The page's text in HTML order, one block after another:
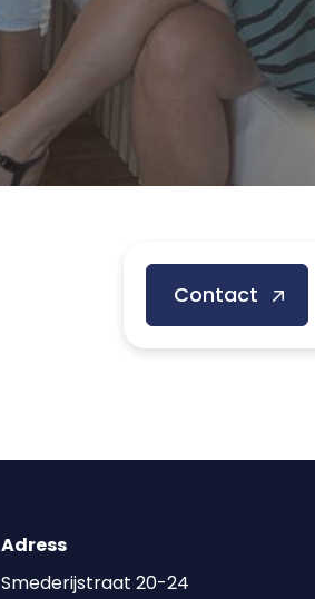
Contact
Adress
Smederijstraat 20-24